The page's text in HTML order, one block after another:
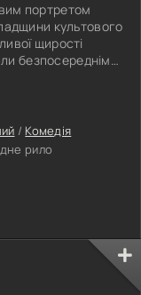
портретом
культового
щирості
безпосередніми
відвертих
колегами
за
/ Комедія
рило